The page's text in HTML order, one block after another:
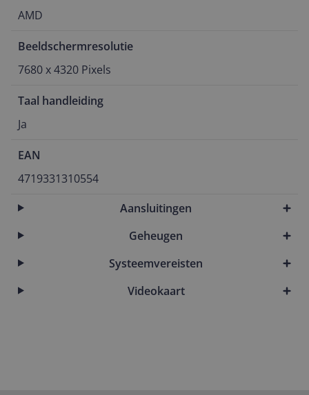
AMD
Beeldschermresolutie
7680 x 4320 Pixels
Taal handleiding
Ja
EAN
4719331310554
Aansluitingen
Geheugen
Systeemvereisten
Videokaart